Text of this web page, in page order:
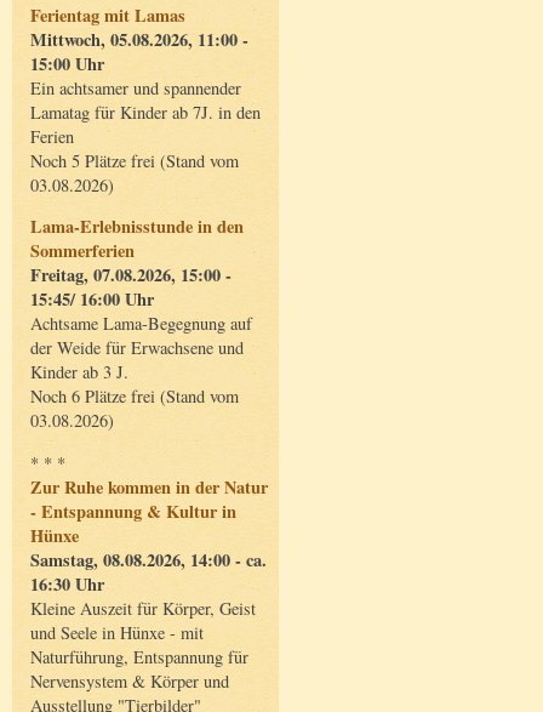
Ferientag mit Lamas
Mittwoch, 05.08.2026, 11:00 -
15:00 Uhr
Ein achtsamer und spannender
Lamatag für Kinder ab 7J. in den
Ferien
Noch 5 Plätze frei (Stand vom
03.08.2026)
Lama-Erlebnisstunde in den
Sommerferien
Freitag, 07.08.2026, 15:00 -
15:45/ 16:00 Uhr
Achtsame Lama-Begegnung auf
der Weide für Erwachsene und
Kinder ab 3 J.
Noch 6 Plätze frei (Stand vom
03.08.2026)
* * *
Zur Ruhe kommen in der Natur
- Entspannung & Kultur in
Hünxe
Samstag, 08.08.2026, 14:00 - ca.
16:30 Uhr
Kleine Auszeit für Körper, Geist
und Seele in Hünxe - mit
Naturführung, Entspannung für
Nervensystem & Körper und
Ausstellung "Tierbilder"